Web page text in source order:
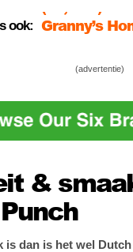
ook:
#3)
Dima
Dima(advertentie)
&
is dan is het wel